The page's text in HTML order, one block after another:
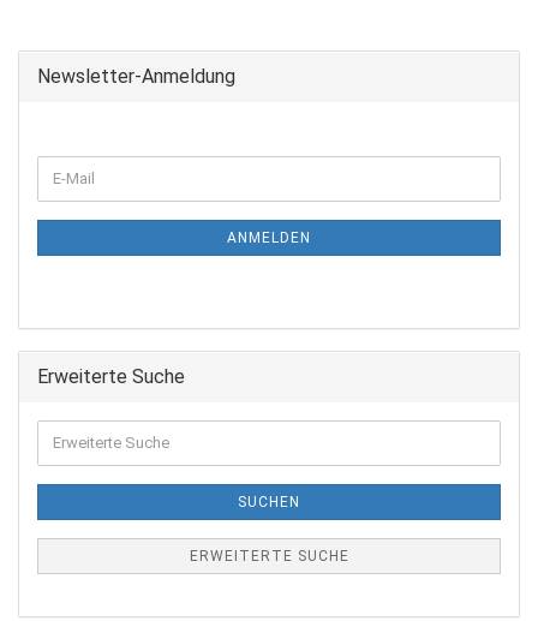
Newsletter-Anmeldung
ANMELDEN
Erweiterte Suche
SUCHEN
ERWEITERTE SUCHE